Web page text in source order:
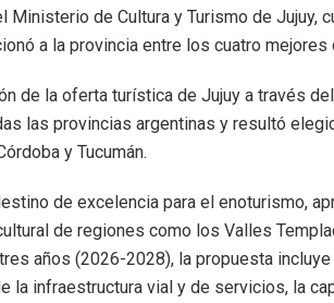
Ministerio de Cultura y Turismo de Jujuy,
a la provincia entre los cuatro mejores
de la oferta turística de Jujuy a través
las provincias argentinas y resultó
y Tucumán.
de excelencia para el enoturismo,
de regiones como los Valles
años (2026-2028), la propuesta
la infraestructura vial y de servicios, la